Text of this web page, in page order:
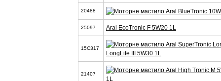
20488
25097 Aral EcoTronic F 5W20 1L
15C317
LongLife III 5W30 1L
21407
1L